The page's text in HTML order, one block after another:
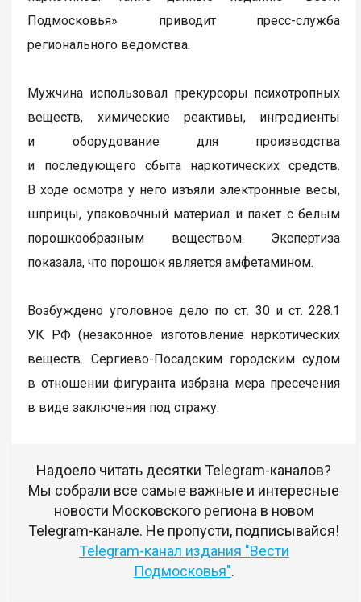
Подмосковья» приводит пресс-служба
регионального ведомства.
Мужчина использовал прекурсоры психотропных
веществ, химические реактивы, ингредиенты
и оборудование для производства
и последующего сбыта наркотических средств.
В ходе осмотра у него изъяли электронные весы,
шприцы, упаковочный материал и пакет с белым
порошкообразным веществом. Экспертиза
показала, что порошок является амфетамином.
Возбуждено уголовное дело по ст. 30 и ст. 228.1
УК РФ (незаконное изготовление наркотических
веществ. Сергиево-Посадским городским судом
в отношении фигуранта избрана мера пресечения
в виде заключения под стражу.
Надоело читать десятки Telegram-каналов?
Мы собрали все самые важные и интересные
новости Московского региона в новом
Telegram-канале. Не пропусти, подписывайся!
Telegram-канал издания "Вести
Подмосковья".